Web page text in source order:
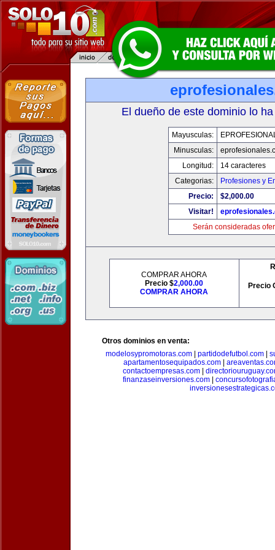
El dueño de este dominio lo
Mayusculas:
Minusculas:
Longitud:
14 caracteres
Categorias:
Profesiones y
Precio:
$2,000.00
Visitar!
Serán consideradas
COMPRAR AHORA
Precio $2,000.00
COMPRAR AHORA
Precio
Otros dominios en venta:
modelosypromotoras.com| partidodefutbol.com|
apartamentosequipados.com|
contactoempresas.com
finanzaseinversiones.com